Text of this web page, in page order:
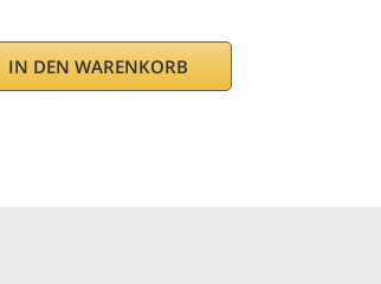
IN DEN WARENKORB